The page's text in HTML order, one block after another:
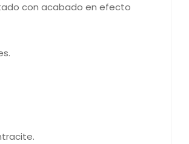
con acabado en efecto